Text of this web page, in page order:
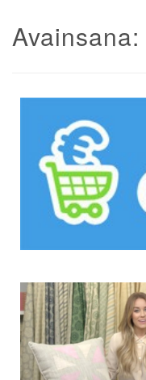
Avainsana:
Artikkelien
selaus